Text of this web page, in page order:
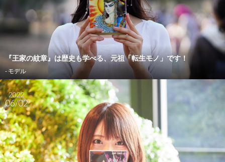
『王家の紋章』は歴史も学べる、元祖「転生モノ」です！
- モデル
2022
06/02